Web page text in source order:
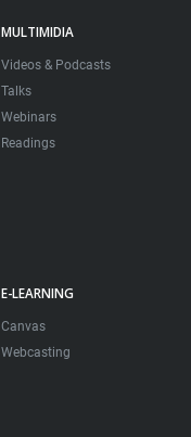
MULTIMIDIA
Videos & Podcasts
Talks
Webinars
Readings
E-LEARNING
Canvas
Webcasting